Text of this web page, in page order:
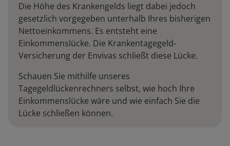
Die Höhe des Krankengelds liegt dabei jedoch
gesetzlich vorgegeben unterhalb Ihres bisherigen
Nettoeinkommens. Es entsteht eine
Einkommenslücke. Die Krankentagegeld-
Versicherung der Envivas schließt diese Lücke.
Schauen Sie mithilfe unseres
Tagegeldlückenrechners selbst, wie hoch Ihre
Einkommenslücke wäre und wie einfach Sie die
Lücke schließen können.